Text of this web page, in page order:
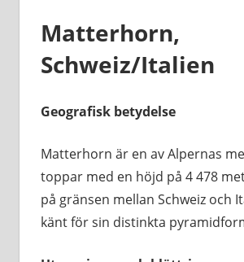
Matterhorn,
Schweiz/Italien
Geografisk betydelse
Matterhorn är en av Alpernas
toppar med en höjd på 4 478
på gränsen mellan Schweiz och
känt för sin distinkta